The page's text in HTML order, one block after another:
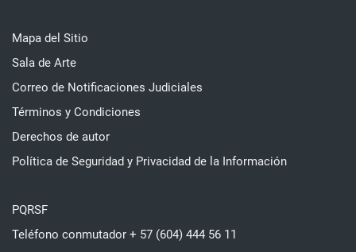
Mapa del Sitio
Sala de Arte
Correo de Notificaciones Judiciales
Términos y Condiciones
Derechos de autor
Política de Seguridad y Privacidad de la Información
PQRSF
Teléfono conmutador + 57 (604) 444 56 11